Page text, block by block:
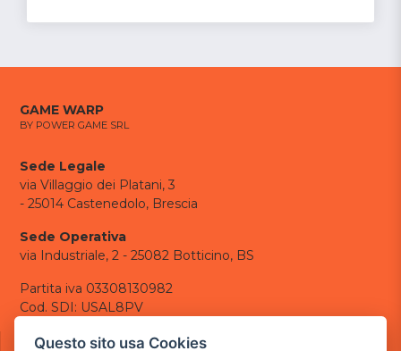
GAME WARP
BY POWER GAME SRL
Sede Legale
via Villaggio dei Platani, 3
- 25014 Castenedolo, Brescia
Sede Operativa
via Industriale, 2 - 25082 Botticino, BS
Partita iva 03308130982
Cod. SDI: USAL8PV
CONTATTI
Questo sito usa Cookies